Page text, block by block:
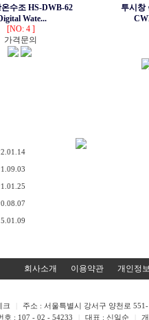
수조 HS-DWB-62
Wate...
[NO: 4 ]
가격문의
투시창
회사소개 이용약관 개인정
크
주소 : 서울특별시 강서구 양천로
호 : 107 - 02 - 54233
대표 : 신일순